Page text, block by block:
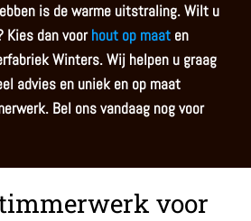
is de warme uitstraling. Wilt u
Kies dan voorhout op maat en
Winters. Wij helpen u graag
advies en uniek en op maat
Bel ons vandaag nog voor
voor